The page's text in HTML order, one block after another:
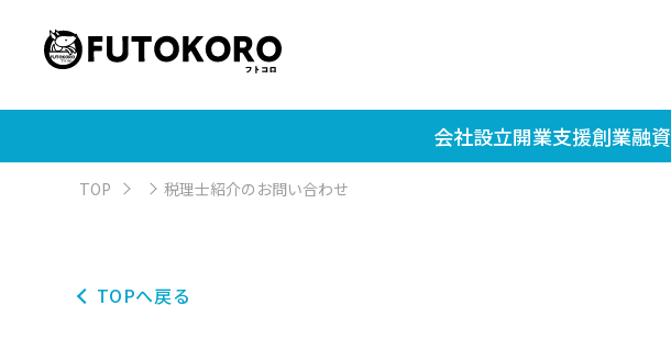
会社設立開業支援創業融資
TOP 税理士紹介のお問い合わせ
TOPへ戻る